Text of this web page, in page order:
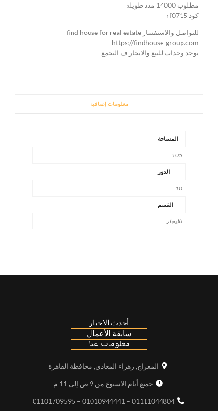
مطلوب 14000 مدد طويله
كود rf0715
للتواصل والاستفسار find house for real estate
https://findhouse-group.com
يوجد وحدات للبيع والايجار ف التجمع
معلومات إضافية
المساحة
105
الدور
10
القسم
للإيجار
أحدث الاخبار
سابقة الأعمال
معلومات عنا
المعراج, زهراء المعادي, محافظة القاهرة
جميع أيام الاسبوع من 9 ص إلى 11 م
01111044804 – 01010944441 – 01101709595